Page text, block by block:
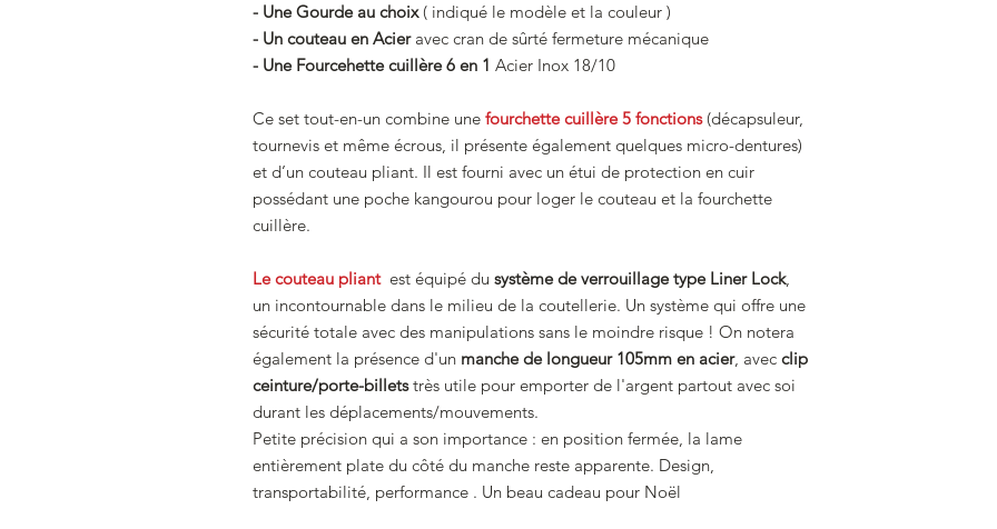
- Une Gourde au choix( indiqué le modèle et la couleur )
- Un couteau en Acieravec cran de sûrté fermeture mécanique
- Une Fourcehette cuillère 6 en 1 Acier Inox 18/10
Ce set tout-en-un combine une fourchette cuillère 5 fonctions (décapsuleur,
tournevis et même écrous, il présente également quelques micro-dentures)
et d’un couteau pliant. Il est fourni avec un étui de protection en cuir
possédant une poche kangourou pour loger le couteau et la fourchette
cuillère.
Le couteau pliant est équipé du système de verrouillage type Liner Lock,
un incontournable dans le milieu de la coutellerie. Un système qui offre une
sécurité totale avec des manipulations sans le moindre risque ! On notera
également la présence d'un manche de longueur 105mm en acier, avec clip
ceinture/porte-billetstrès utile pour emporter de l'argent partout avec soi
durant les déplacements/mouvements.
Petite précision qui a son importance : en position fermée, la lame
entièrement plate du côté du manche reste apparente. Design,
transportabilité, performance . Un beau cadeau pour Noël